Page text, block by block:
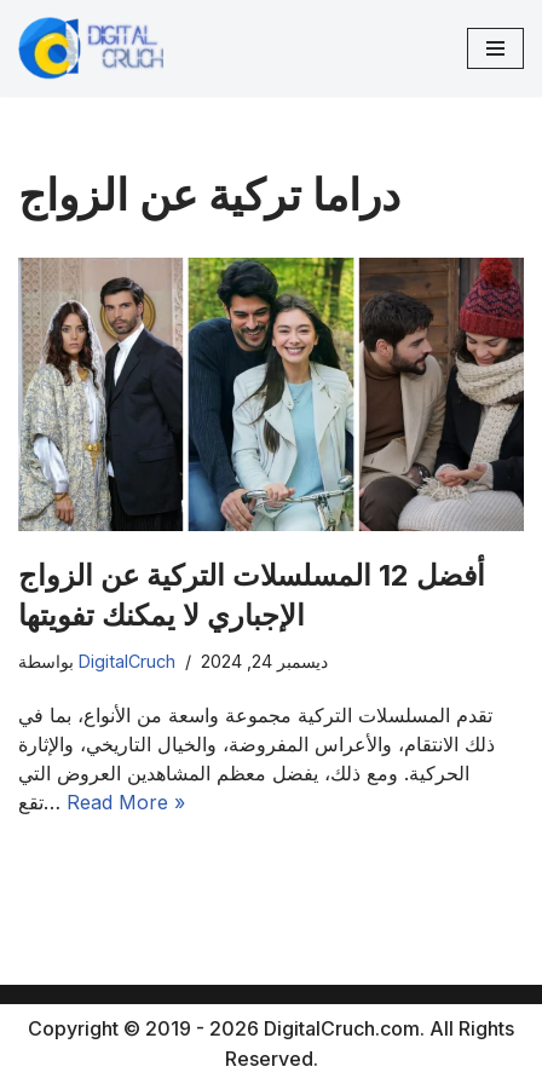
تخطى
دراما تركية عن الزواج
أفضل 12 المسلسلات التركية عن الزواج
الإجباري لا يمكنك تفويتها
DigitalCruch ديسمبر 24, 2024
تقدم المسلسلات التركية مجموعة واسعة من الأنواع، بما في
ذلك الانتقام، والأعراس المفروضة، والخيال التاريخي، والإثارة
الحركية. ومع ذلك، يفضل معظم المشاهدين العروض التي
تقع… Read More »
Copyright © 2019 - 2026 DigitalCruch.com. All Rights
Reserved.